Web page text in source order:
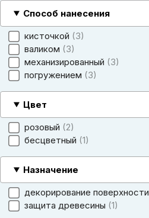
Способ нанесения
кисточкой
3
валиком
3
механизированный
3
погружением
3
Цвет
розовый 2
бесцветный 1
Назначение
декорирование поверхности
защита древесины 1